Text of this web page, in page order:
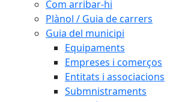
Com arribar-hi
Plànol / Guia de carrers
Guia del municipi
Equipaments
Empreses i comerços
Entitats i associacions
Submnistraments